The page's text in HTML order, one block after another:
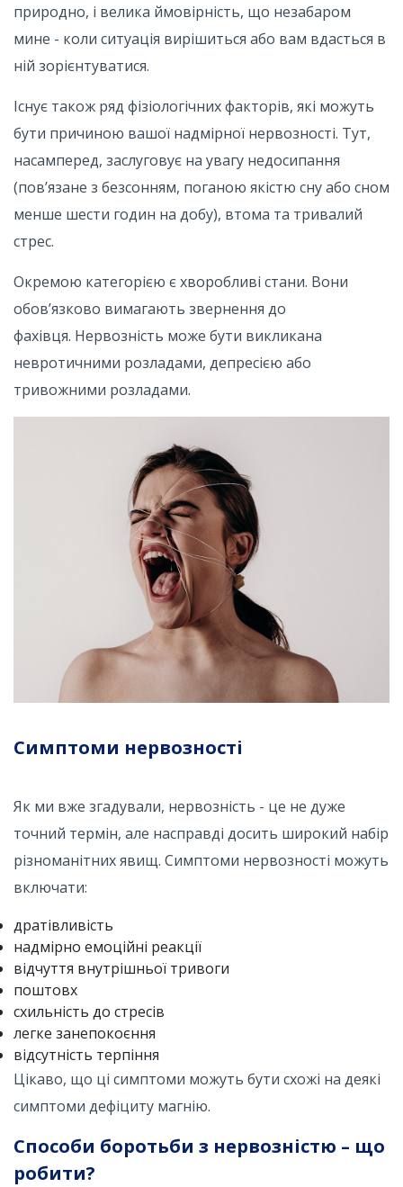
природно, і велика ймовірність, що незабаром
мине - коли ситуація вирішиться або вам вдасться в
ній зорієнтуватися.
Існує також ряд фізіологічних факторів, які можуть
бути причиною вашої надмірної нервозності. Тут,
насамперед, заслуговує на увагу недосипання
(пов’язане з безсонням, поганою якістю сну або сном
менше шести годин на добу), втома та тривалий
стрес.
Окремою категорією є хворобливі стани. Вони
обов’язково вимагають звернення до
фахівця. Нервозність може бути викликана
невротичними розладами, депресією або
тривожними розладами.
Симптоми нервозності
Як ми вже згадували, нервозність - це не дуже
точний термін, але насправді досить широкий набір
різноманітних явищ. Симптоми нервозності можуть
включати:
дратівливість
надмірно емоційні реакції
відчуття внутрішньої тривоги
поштовх
схильність до стресів
легке занепокоєння
відсутність терпіння
Цікаво, що ці симптоми можуть бути схожі на деякі
симптоми дефіциту магнію.
Способи боротьби з нервозністю – що
робити?